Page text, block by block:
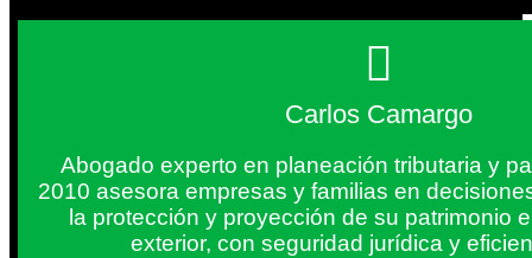
Carlos Camargo
Abogado experto en planeación tributaria y
2010 asesora empresas y familias en
la protección y proyección de su patrimonio
exterior, con seguridad jurídica y